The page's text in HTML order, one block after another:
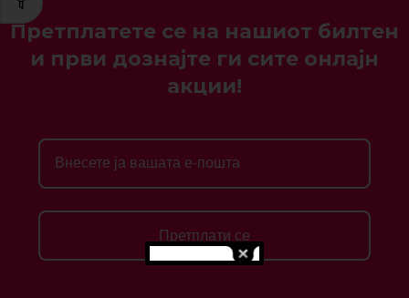
Претплатете се на нашиот билтен
и први дознајте ги сите онлајн
акции!
Претплати се